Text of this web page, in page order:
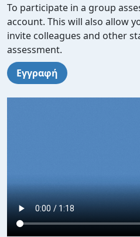
To participate in a group
account. This will also allow
invite colleagues and other
assessment.
Εγγραφή